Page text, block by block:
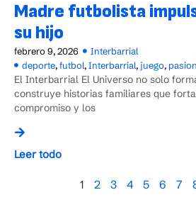
Madre futbolista
su hijo
febrero 9, 2026
Interbarrial
deporte,futbol,Interbarrial, juego, pasion
El Interbarrial El Universo no solo
construye historias familiares que
compromiso y los
Leer todo
1 2 3 4 5 6 7